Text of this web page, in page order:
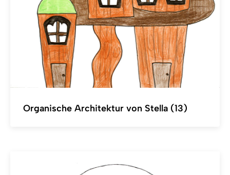
Organische Architektur von Stella (13)